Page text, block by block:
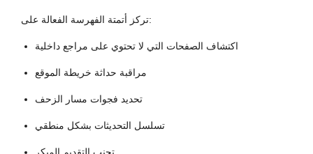
تركز أتمتة الفهرسة الفعالة على:
اكتشاف الصفحات التي لا تحتوي على مراجع داخلية
مراقبة حداثة خريطة الموقع
تحديد فجوات مسار الزحف
تسلسل التحديثات بشكل منطقي